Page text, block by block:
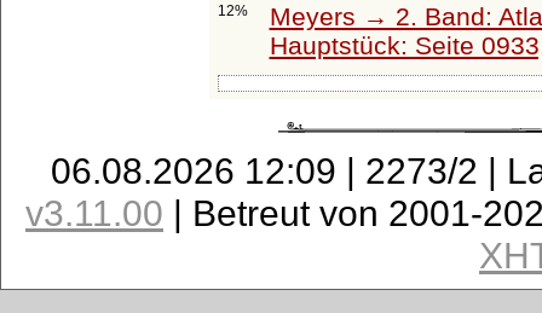
12%
Meyers → 2. Band:
Hauptstück: Seite
06.08.2026 12:09 | 2273/2 |
v3.11.00 | Betreut von 2001-